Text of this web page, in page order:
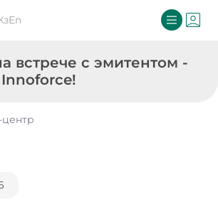
En
встрече с эмитентом -